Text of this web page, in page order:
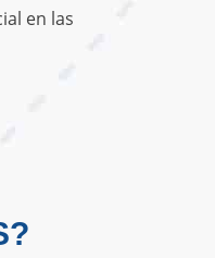
en las